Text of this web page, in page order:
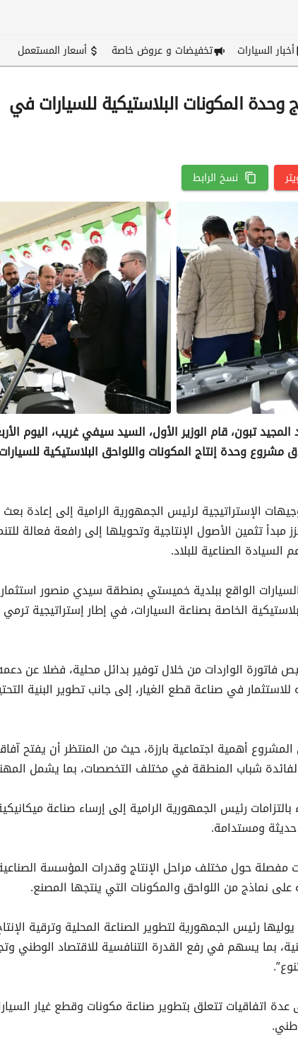
أخبار السيارات تخفيضات و عروض خاصة أسعار المستعمل
وحدة المكونات البلاستيكية للسيارات في
نسخ الرابط
تبون، قام الوزير الأول، السيد سيفي غريب، اليوم
وحدة إنتاج المكونات واللواحق البلاستيكية
الإستراتيجية لرئيس الجمهورية الرامية إلى إعادة
تثمين الأصول الإنتاجية وتحويلها إلى رافعة فعالة
الصناعية للبلاد.
الواقع ببلدية خميستي بمنطقة سيدي منصور
الخاصة بصناعة السيارات، في إطار إستراتيجية
الواردات من خلال توفير بدائل محلية، فضلا عن
في صناعة قطع الغيار، إلى جانب تطوير البنية
أهمية اجتماعية بارزة، حيث من المنتظر أن يفتح
شباب المنطقة في مختلف التخصصات، بما يشمل
رئيس الجمهورية الرامية إلى إرساء صناعة
حديثة ومستدامة.
مفصلة حول مختلف مراحل الإنتاج وقدرات المؤسسة
نماذج من اللواحق والمكونات التي ينتجها المصنع.
رئيس الجمهورية لتطوير الصناعة المحلية وترقية
بما يسهم في رفع القدرة التنافسية للاقتصاد الوطني
اتفاقيات تتعلق بتطوير صناعة مكونات وقطع غيار